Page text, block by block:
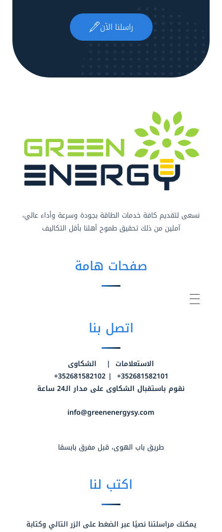
راسلنا الآن
نسعى لتقديم كافة خدمات الطاقة بجودة وسرعة وأداء عالي،
آملين من ذلك تحقيق طموح أهلنا بأقل التكاليف
صفحات هامة
اتصل بنا
الاستعلامات | الشكاوى
352681582101+ | 352681582102+
نقوم باستقبال الشكاوى على مدار الـ24 ساعة
info@greenenergysy.com
طريق باب الهوى، قبل مفرق بابسقا
اكتب لنا
يمكنك مراسلتنا نصيًا عبر الضغط على الزر التالي وكتابة